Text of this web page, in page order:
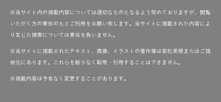
※当サイト内の掲載内容については適切なものとなるよう努めておりますが、閲覧
いただく方の責任のもとご利用をお願い致します。当サイトに掲載された内容によ
り生じた損害については責任を負いません。
※当サイトに掲載されたテキスト、画像、イラストの著作権は若松美穂またはご提
供元にあります。これらを断りなく転用・引用することはできません。
※掲載内容は予告なく変更することがあります。